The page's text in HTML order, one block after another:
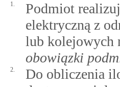
1.
Podmiot
elektryczną z
lub kolejowych
obowiązki
2.
Do obliczenia